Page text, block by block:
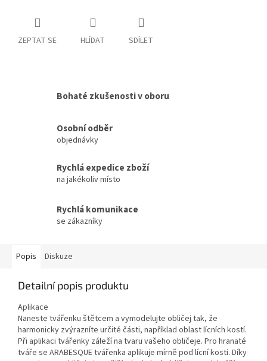
ZEPTAT SE HLÍDAT SDÍLET
Bohaté zkušenosti v oboru
Osobní odběr
objednávky
Rychlá expedice zboží
na jakékoliv místo
Rychlá komunikace
se zákazníky
Popis Diskuze
Detailní popis produktu
Aplikace
Naneste tvářenku štětcem a vymodelujte obličej tak, že
harmonicky zvýrazníte určité části, například oblast lícních kostí.
Při aplikaci tvářenky záleží na tvaru vašeho obličeje. Pro hranaté
tváře se ARABESQUE tvářenka aplikuje mírně pod lícní kosti. Díky